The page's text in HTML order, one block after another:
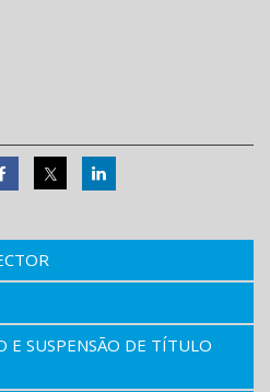
E SUSPENSÃO DE TÍTULO